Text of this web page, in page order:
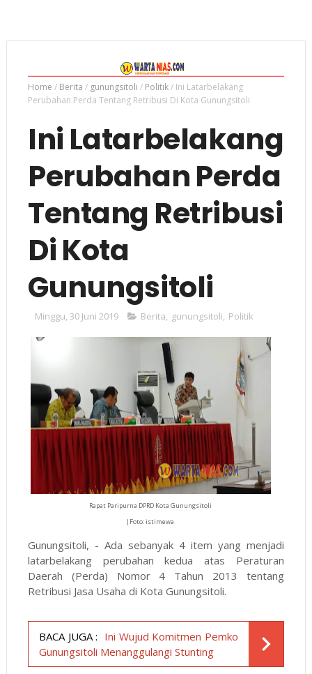
Home / Berita / gunungsitoli / Politik/ Ini Latarbelakang
Perubahan Perda Tentang Retribusi Di Kota Gunungsitoli
Ini Latarbelakang
Perubahan Perda
Tentang Retribusi
Di Kota
Gunungsitoli
Minggu, 30 Juni 2019 Berita, gunungsitoli, Politik
Rapat Paripurna DPRD Kota Gunungsitoli
|Foto: istimewa
Gunungsitoli, - Ada sebanyak 4 item yang menjadi
latarbelakang perubahan kedua atas Peraturan
Daerah (Perda) Nomor 4 Tahun 2013 tentang
Retribusi Jasa Usaha di Kota Gunungsitoli.
BACA JUGA : Ini Wujud Komitmen Pemko
Gunungsitoli Menanggulangi Stunting